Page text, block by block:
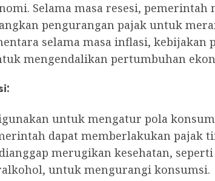
Selama masa resesi, pemerintah
pengurangan pajak untuk
selama masa inflasi, kebijakan
mengendalikan pertumbuhan
untuk mengatur pola
dapat memberlakukan pajak
merugikan kesehatan,
untuk mengurangi konsumsi.